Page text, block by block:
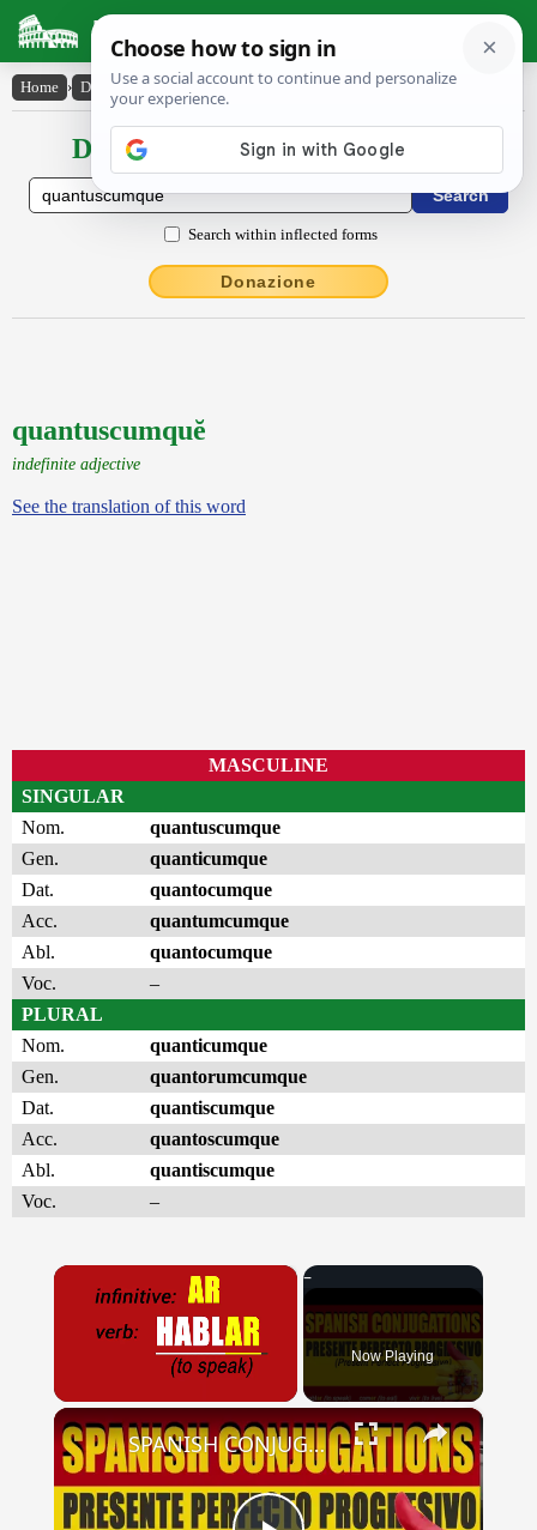
Latin Dictionary
Home › Declensions / Conjugations › quantuscumquĕ
Declensions / Conjugations latin
Search within inflected forms
Donazione
quantuscumquĕ
indefinite adjective
See the translation of this word
MASCULINE
SINGULAR
Nom.
quantuscumque
Gen.
quanticumque
Dat.
quantocumque
Acc.
quantumcumque
Abl.
quantocumque
Voc.
–
PLURAL
Nom.
quanticumque
Gen.
quantorumcumque
Dat.
quantiscumque
Acc.
quantoscumque
Abl.
quantiscumque
Voc.
–
×
Now Playing
×
SPANISH CONJUGATIONS: Present Perfect Progressive (Presente Perfecto Progresivo)